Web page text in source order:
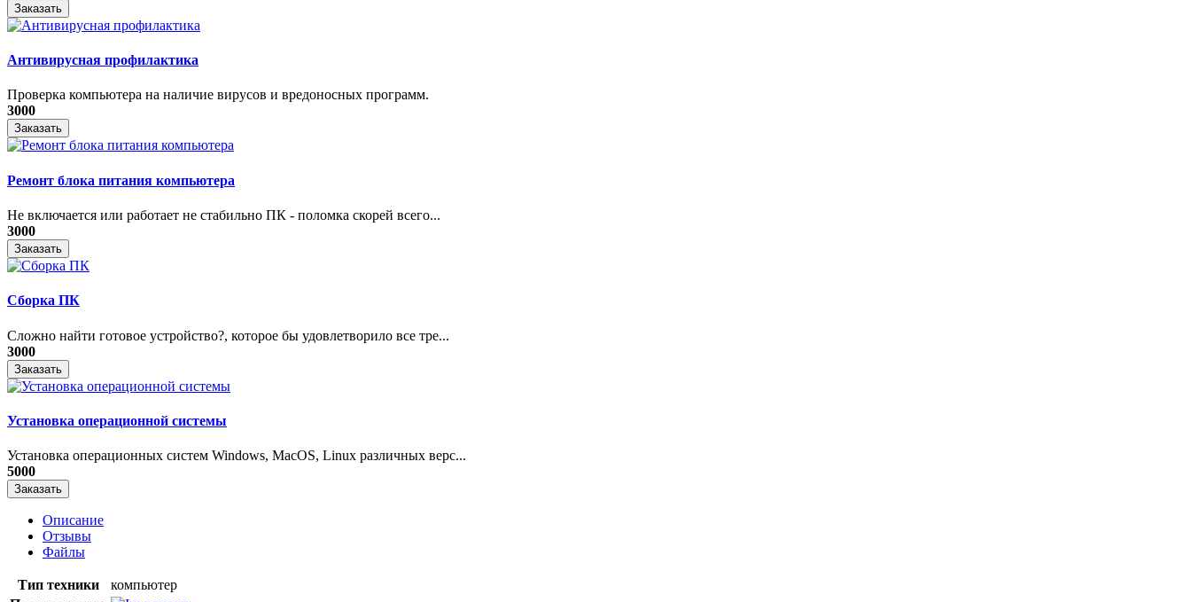
Заказать
Антивирусная профилактика
Проверка компьютера на наличие вирусов и вредоносных программ.
3000
Заказать
Ремонт блока питания компьютера
Не включается или работает не стабильно ПК - поломка скорей всего...
3000
Заказать
Сборка ПК
Сложно найти готовое устройство?, которое бы удовлетворило все тре...
3000
Заказать
Установка операционной системы
Установка операционных систем Windows, MacOS, Linux различных верс...
5000
Заказать
Описание
Отзывы
Файлы
Тип техники
компьютер